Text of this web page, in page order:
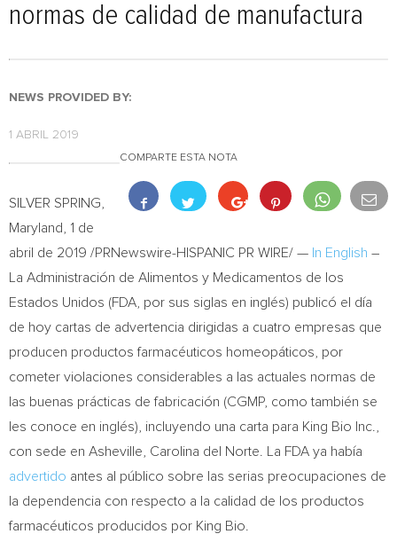
normas de calidad de manufactura
NEWS PROVIDED BY:
1 ABRIL 2019
COMPARTE ESTA NOTA
SILVER SPRING,
Maryland
, 1 de
abril de 2019 /PRNewswire-HISPANIC PR WIRE/ — In English –
La Administración de Alimentos y Medicamentos de los
Estados Unidos (FDA, por sus siglas en inglés) publicó el día
de hoy cartas de advertencia dirigidas a cuatro empresas que
producen productos farmacéuticos homeopáticos, por
cometer violaciones considerables a las actuales normas de
las buenas prácticas de fabricación (CGMP, como también se
les conoce en inglés), incluyendo una carta para King Bio Inc.,
con sede en Asheville, Carolina del Norte . La FDA ya había
advertido antes al público sobre las serias preocupaciones de
la dependencia con respecto a la calidad de los productos
farmacéuticos producidos por King Bio